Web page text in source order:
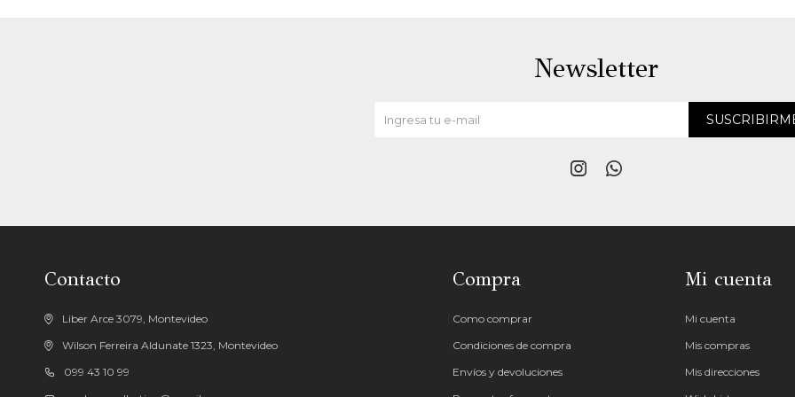
Contacto
Liber Arce 3079, Montevideo
Wilson Ferreira Aldunate 1323, Montevideo
099 43 10 99
Compra
Como comprar
Condiciones de compra
Envíos y devoluciones
Mi cuenta
Mi cuenta
Mis compras
Mis direcciones
Newsletter
 